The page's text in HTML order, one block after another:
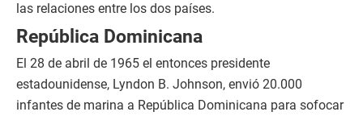
las relaciones entre los dos países.
República Dominicana
El 28 de abril de 1965 el entonces presidente
estadounidense, Lyndon B. Johnson, envió 20.000
infantes de marina a República Dominicana para sofocar